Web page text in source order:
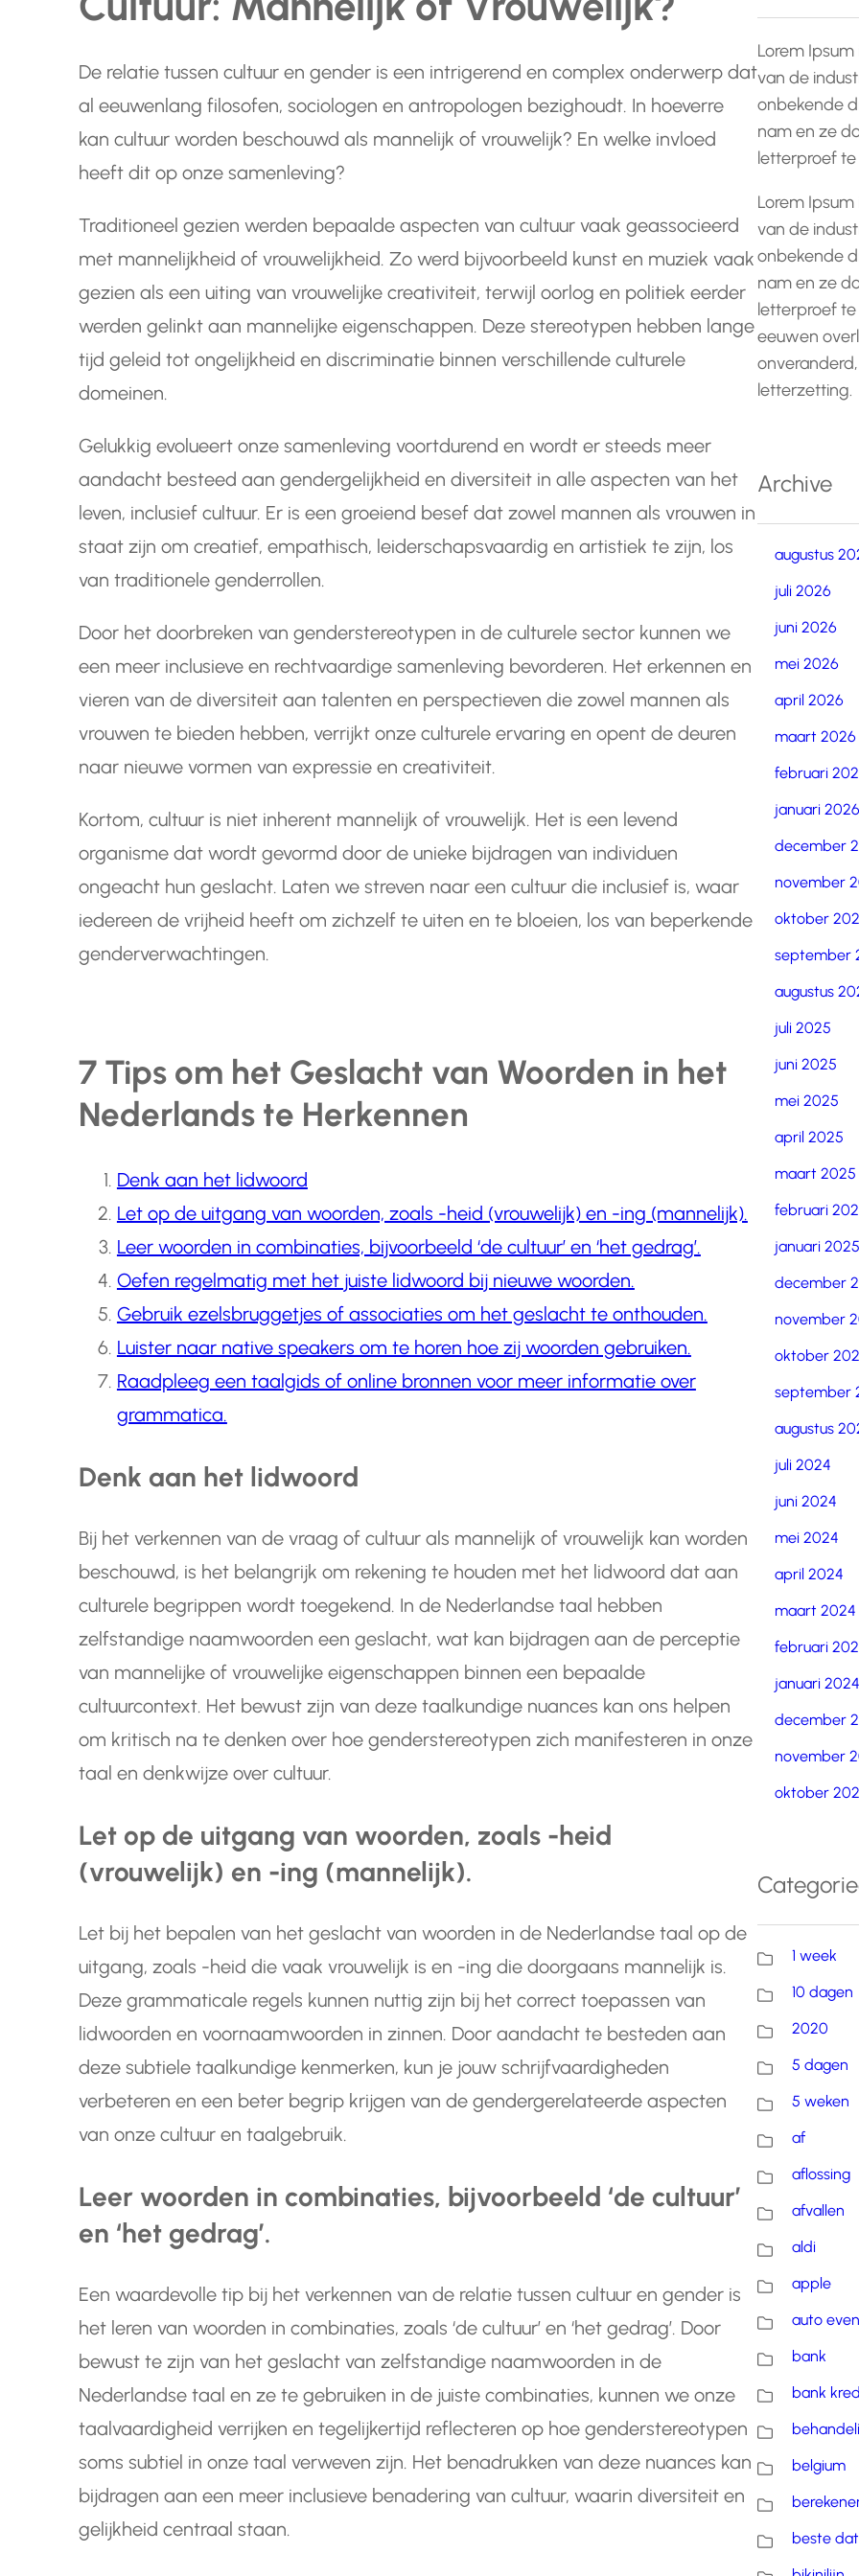
De relatie tussen cultuur en gender is een intrigerend en complex onderwerp dat
al eeuwenlang filosofen, sociologen en antropologen bezighoudt. In hoeverre
kan cultuur worden beschouwd als mannelijk of vrouwelijk? En welke invloed
heeft dit op onze samenleving?
Traditioneel gezien werden bepaalde aspecten van cultuur vaak geassocieerd
met mannelijkheid of vrouwelijkheid. Zo werd bijvoorbeeld kunst en muziek vaak
gezien als een uiting van vrouwelijke creativiteit, terwijl oorlog en politiek eerder
werden gelinkt aan mannelijke eigenschappen. Deze stereotypen hebben lange
tijd geleid tot ongelijkheid en discriminatie binnen verschillende culturele
domeinen.
Gelukkig evolueert onze samenleving voortdurend en wordt er steeds meer
aandacht besteed aan gendergelijkheid en diversiteit in alle aspecten van het
leven, inclusief cultuur. Er is een groeiend besef dat zowel mannen als vrouwen in
staat zijn om creatief, empathisch, leiderschapsvaardig en artistiek te zijn, los
van traditionele genderrollen.
Door het doorbreken van genderstereotypen in de culturele sector kunnen we
een meer inclusieve en rechtvaardige samenleving bevorderen. Het erkennen en
vieren van de diversiteit aan talenten en perspectieven die zowel mannen als
vrouwen te bieden hebben, verrijkt onze culturele ervaring en opent de deuren
naar nieuwe vormen van expressie en creativiteit.
Kortom, cultuur is niet inherent mannelijk of vrouwelijk. Het is een levend
organisme dat wordt gevormd door de unieke bijdragen van individuen
ongeacht hun geslacht. Laten we streven naar een cultuur die inclusief is, waar
iedereen de vrijheid heeft om zichzelf te uiten en te bloeien, los van beperkende
genderverwachtingen.
7 Tips om het Geslacht van Woorden in het
Nederlands te Herkennen
Denk aan het lidwoord
Let op de uitgang van woorden, zoals -heid (vrouwelijk) en -ing (mannelijk).
Leer woorden in combinaties, bijvoorbeeld ‘de cultuur’ en ‘het gedrag’.
Oefen regelmatig met het juiste lidwoord bij nieuwe woorden.
Gebruik ezelsbruggetjes of associaties om het geslacht te onthouden.
Luister naar native speakers om te horen hoe zij woorden gebruiken.
Raadpleeg een taalgids of online bronnen voor meer informatie over
grammatica.
Denk aan het lidwoord
Bij het verkennen van de vraag of cultuur als mannelijk of vrouwelijk kan worden
beschouwd, is het belangrijk om rekening te houden met het lidwoord dat aan
culturele begrippen wordt toegekend. In de Nederlandse taal hebben
zelfstandige naamwoorden een geslacht, wat kan bijdragen aan de perceptie
van mannelijke of vrouwelijke eigenschappen binnen een bepaalde
cultuurcontext. Het bewust zijn van deze taalkundige nuances kan ons helpen
om kritisch na te denken over hoe genderstereotypen zich manifesteren in onze
taal en denkwijze over cultuur.
Let op de uitgang van woorden, zoals -heid
(vrouwelijk) en -ing (mannelijk).
Let bij het bepalen van het geslacht van woorden in de Nederlandse taal op de
uitgang, zoals -heid die vaak vrouwelijk is en -ing die doorgaans mannelijk is.
Deze grammaticale regels kunnen nuttig zijn bij het correct toepassen van
lidwoorden en voornaamwoorden in zinnen. Door aandacht te besteden aan
deze subtiele taalkundige kenmerken, kun je jouw schrijfvaardigheden
verbeteren en een beter begrip krijgen van de gendergerelateerde aspecten
van onze cultuur en taalgebruik.
Leer woorden in combinaties, bijvoorbeeld ‘de cultuur’
en ‘het gedrag’.
Een waardevolle tip bij het verkennen van de relatie tussen cultuur en gender is
het leren van woorden in combinaties, zoals ‘de cultuur’ en ‘het gedrag’. Door
bewust te zijn van het geslacht van zelfstandige naamwoorden in de
Nederlandse taal en ze te gebruiken in de juiste combinaties, kunnen we onze
taalvaardigheid verrijken en tegelijkertijd reflecteren op hoe genderstereotypen
soms subtiel in onze taal verweven zijn. Het benadrukken van deze nuances kan
bijdragen aan een meer inclusieve benadering van cultuur, waarin diversiteit en
gelijkheid centraal staan.
Lorem
van de
onbekende
nam en ze
letterproef te
Lorem
van de
onbekende
nam en ze
letterproef te
eeuwen
letterzetting.
Archive
augustus
juli 2026
juni 2026
mei 2026
april 2026
maart 2026
februari
januari 2026
december
november
oktober
september
augustus
juli 2025
juni 2025
mei 2025
april 2025
maart 2025
februari
januari 2025
december
november
oktober
september
augustus
juli 2024
juni 2024
mei 2024
april 2024
maart 2024
februari
januari 2024
december
november
oktober
1 week
10 dagen
2020
5 dagen
5 weken
af
aflossing
afvallen
aldi
apple
auto
bank
bank
belgium
beste